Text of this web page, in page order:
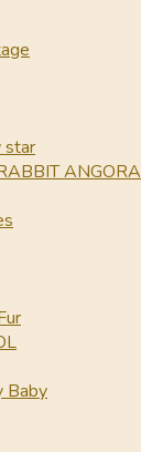
star
ANGORA
Baby